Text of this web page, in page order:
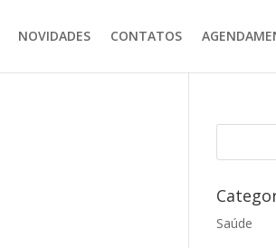
NOVIDADES CONTATOS
Saúde